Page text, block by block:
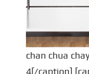
chan chua
4[/caption]